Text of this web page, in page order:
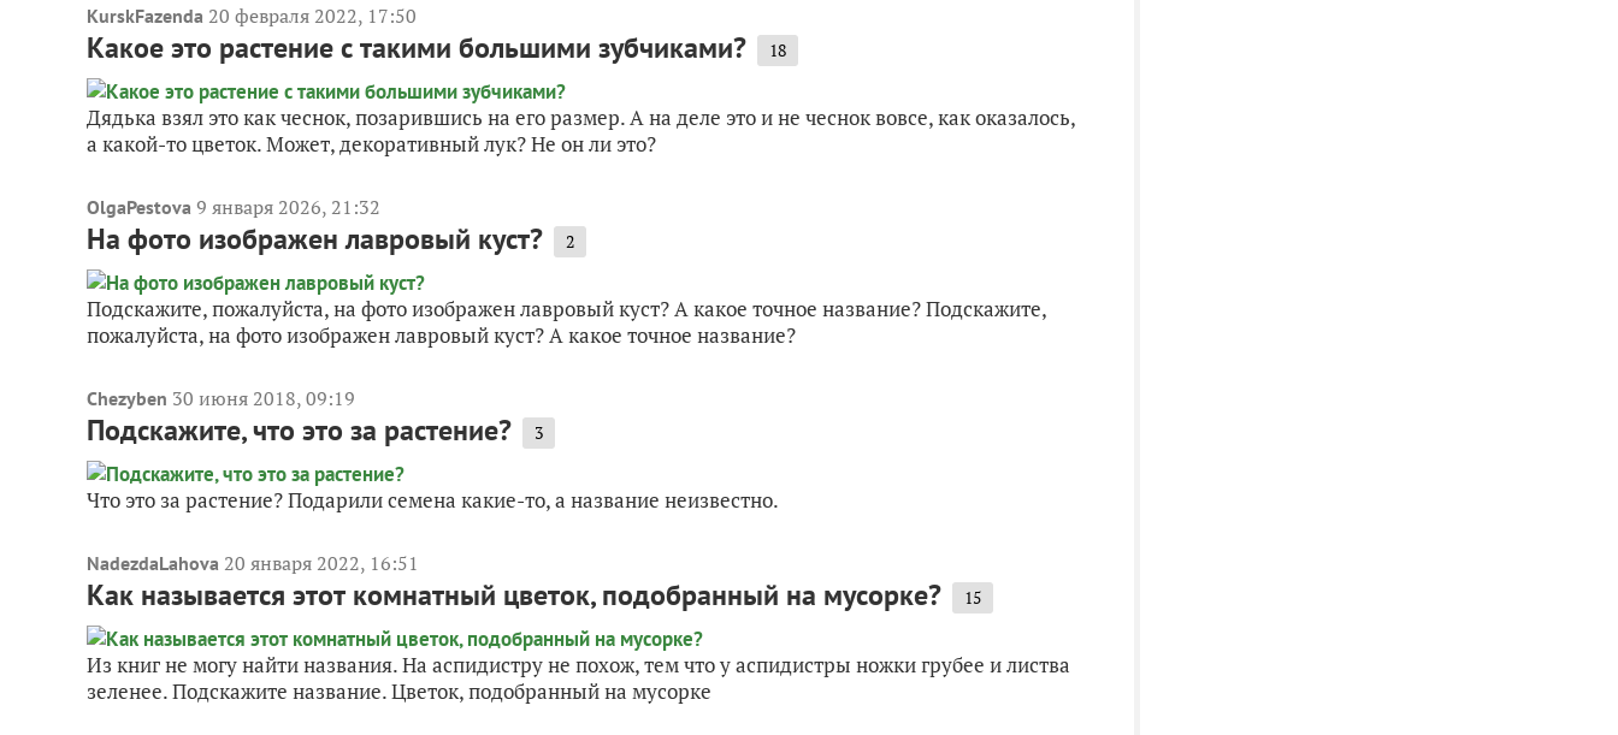
KurskFazenda 20 февраля 2022, 17:50
Какое это растение с такими большими зубчиками? 18
Дядька взял это как чеснок, позарившись на его размер. А на деле это и не чеснок вовсе, как оказалось,
а какой-то цветок. Может, декоративный лук? Не он ли это?
OlgaPestova 9 января 2026, 21:32
На фото изображен лавровый куст? 2
Подскажите, пожалуйста, на фото изображен лавровый куст? А какое точное название? Подскажите,
пожалуйста, на фото изображен лавровый куст? А какое точное название?
Chezyben 30 июня 2018, 09:19
Подскажите, что это за растение? 3
Что это за растение? Подарили семена какие-то, а название неизвестно.
NadezdaLahova 20 января 2022, 16:51
Как называется этот комнатный цветок, подобранный на мусорке? 15
Из книг не могу найти названия. На аспидистру не похож, тем что у аспидистры ножки грубее и листва
зеленее. Подскажите название. Цветок, подобранный на мусорке